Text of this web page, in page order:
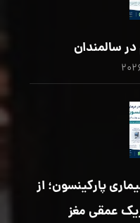
سالمندان
پارکینسون؛ از
عمقی مغز